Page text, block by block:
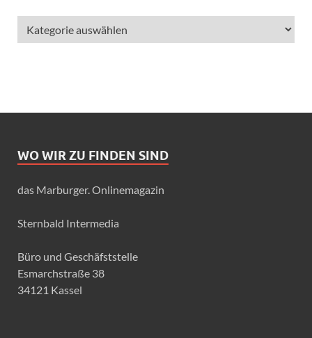
WO WIR ZU FINDEN SIND
das Marburger. Onlinemagazin
Sternbald Intermedia
Büro und Geschäfststelle
Esmarchstraße 38
34121 Kassel